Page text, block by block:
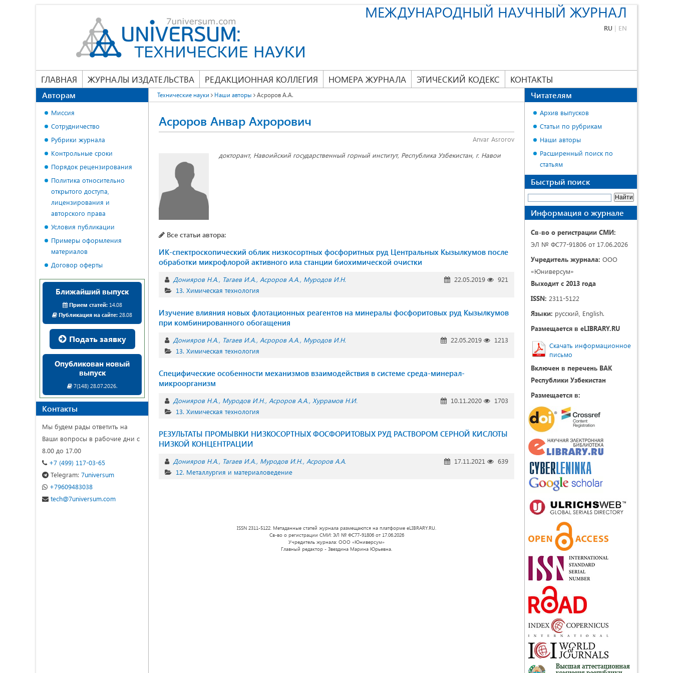
МЕЖДУНАРОДНЫЙ НАУЧНЫЙ ЖУРНАЛ
RU | EN
ГЛАВНАЯ ЖУРНАЛЫ ИЗДАТЕЛЬСТВА РЕДАКЦИОННАЯ КОЛЛЕГИЯ НОМЕРА ЖУРНАЛА ЭТИЧЕСКИЙ КОДЕКС КОНТАКТЫ
Технические науки Наши авторы Асроров А.А.
Асроров Анвар Ахрорович
Anvar Asrorov
докторант, Навоийский государственный горный институт, Республика Узбекистан, г. Навои
Все статьи автора:
ИК-спектроскопический облик низкосортных фосфоритных руд Центральных Кызылкумов после
обработки микрофлорой активного ила станции биохимической очистки
Донияров Н.А. Тагаев И.А. Асроров А.А. Муродов И.Н. 22.05.2019
921
13. Химическая технология
Изучение влияния новых флотационных реагентов на минералы фосфоритовых руд Кызылкумов
при комбинированного обогащения
Донияров Н.А. Тагаев И.А. Асроров А.А. Муродов И.Н. 22.05.2019
1213
13. Химическая технология
Специфические особенности механизмов взаимодействия в системе среда-минерал-
микроорганизм
Донияров Н.А. Муродов И.Н. Асроров А.А. Хуррамов Н.И. 10.11.2020
1703
13. Химическая технология
РЕЗУЛЬТАТЫ ПРОМЫВКИ НИЗКОСОРТНЫХ ФОСФОРИТОВЫХ РУД РАСТВОРОМ СЕРНОЙ КИСЛОТЫ
НИЗКОЙ КОНЦЕНТРАЦИИ
Донияров Н.А. Тагаев И.А. Муродов И.Н. Асроров А.А. 17.11.2021
639
12. Металлургия и материаловедение
ISSN 2311-5122. Метаданные статей журнала размещаются на платформе eLIBRARY.RU.
Св-во о регистрации СМИ: ЭЛ № ФС77-91806 от 17.06.2026
Учредитель журнала: ООО «Юниверсум»
Главный редактор - Звездина Марина Юрьевна.
Авторам
Миссия
Сотрудничество
Рубрики журнала
Контрольные сроки
Порядок рецензирования
Политика относительно
открытого доступа,
лицензирования и
авторского права
Условия публикации
Примеры оформления
материалов
Договор оферты
Ближайший выпуск
Прием статей:14.08
Публикация на сайте: 28.08
Подать заявку
Опубликован новый
выпуск
7(148) 28.07.2026.
Контакты
Мы будем рады ответить на
Ваши вопросы в рабочие дни с
8.00 до 17.00
+7 (499) 117-03-65
Telegram: 7universum
+79609483038
tech@7universum.com
Читателям
Архив выпусков
Статьи по рубрикам
Наши авторы
Расширенный поиск по
статьям
Быстрый поиск
Информация о журнале
Св-во о регистрации СМИ:
ЭЛ № ФС77-91806 от 17.06.2026
Учредитель журнала: ООО
«Юниверсум»
Выходит с 2013 года
ISSN: 2311-5122
Языки: русский, English.
Размещается в eLIBRARY.RU
Скачать информационное
письмо
Включен в перечень ВАК
Республики Узбекистан
Размещается в: